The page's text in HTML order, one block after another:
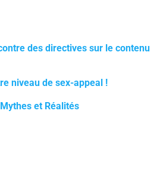
des directives sur le contenu
niveau de sex-appeal !
et Réalités